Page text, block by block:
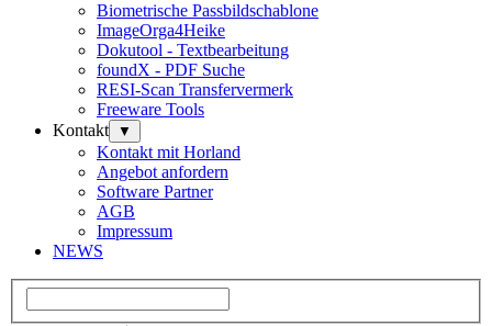
Biometrische Passbildschablone
ImageOrga4Heike
Dokutool - Textbearbeitung
foundX - PDF Suche
RESI-Scan Transfervermerk
Freeware Tools
Kontakt
▼
Kontakt mit Horland
Angebot anfordern
Software Partner
AGB
Impressum
NEWS